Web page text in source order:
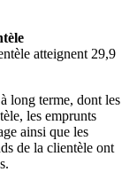
atteignent 29,9
long terme, dont les
les emprunts
ainsi que les
de la clientèle ont